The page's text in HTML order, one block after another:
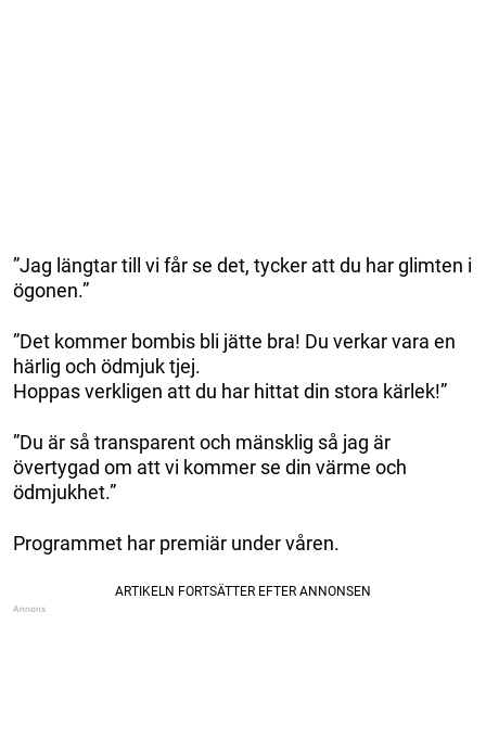
”Jag längtar till vi får se det, tycker att du har glimten i
ögonen.”
”Det kommer bombis bli jätte bra! Du verkar vara en
härlig och ödmjuk tjej.
Hoppas verkligen att du har hittat din stora kärlek!”
”Du är så transparent och mänsklig så jag är
övertygad om att vi kommer se din värme och
ödmjukhet.”
Programmet har premiär under våren.